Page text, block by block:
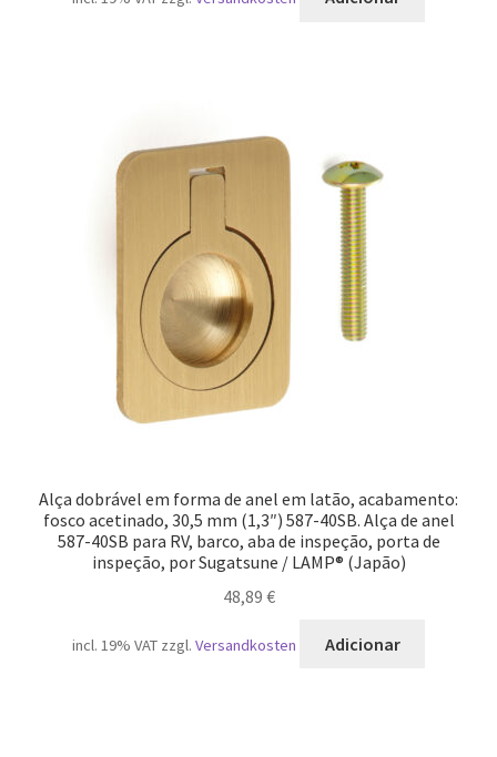
Alça dobrável em forma de anel em latão, acabamento:
fosco acetinado, 30,5 mm (1,3″) 587-40SB. Alça de anel
587-40SB para RV, barco, aba de inspeção, porta de
inspeção, por Sugatsune / LAMP® (Japão)
48,89 €
incl. 19% VAT zzgl. Versandkosten Adicionar